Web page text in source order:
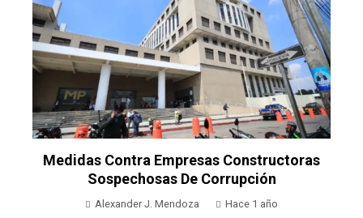
Medidas Contra Empresas Constructoras
Sospechosas De Corrupción
Alexander J. Mendoza Hace 1 año